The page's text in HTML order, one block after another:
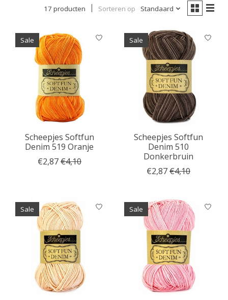
17 producten Sorteren op Standaard
Sale
Scheepjes Softfun
Denim 519 Oranje
€2,87€4,10
Sale
Scheepjes Softfun
Denim 510
Donkerbruin
€2,87€4,10
Sale Sale